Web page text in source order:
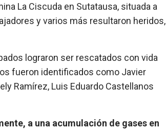
La Ciscuda en Sutatausa, situada a
y varios más resultaron heridos,
lograron ser rescatados con vida
fueron identificados como Javier
Ramírez, Luis Eduardo Castellanos
a una acumulación de gases en